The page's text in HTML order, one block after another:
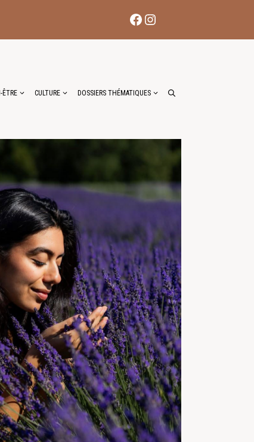
Facebook
Instagram
ÊTRE CULTURE DOSSIERS THÉMATIQUES